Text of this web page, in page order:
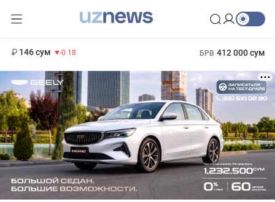
146 сум -0.18 БРВ 412 000 сум